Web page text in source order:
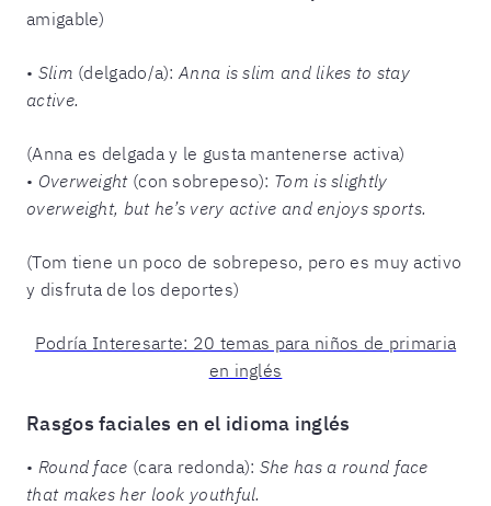
amigable)
• Slim (delgado/a):Anna is slim and likes to stay
active.
(Anna es delgada y le gusta mantenerse activa)
• Overweight(con sobrepeso): Tom is slightly
overweight, but he’s very active and enjoys sports.
(Tom tiene un poco de sobrepeso, pero es muy activo
y disfruta de los deportes)
Podría Interesarte: 20 temas para niños de primaria
en inglés
Rasgos faciales en el idioma inglés
• Round face (cara redonda): She has a round face
that makes her look youthful.